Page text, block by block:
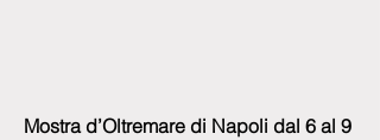
Mostra d’Oltremare di Napoli dal 6 al 9